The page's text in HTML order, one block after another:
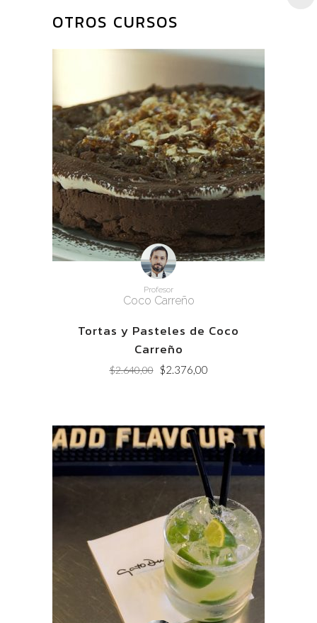
PRODUCTOS
Profesor
Coco Carreño
Tortas y Pasteles de Coco
Carreño
$2.640,00
Original
$2.640,00.
$2.376,00Current
$2.376,00.